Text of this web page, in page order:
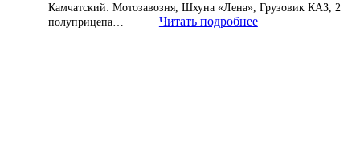
Камчатский: Мотозавозня, Шхуна «Лена», Грузовик КАЗ, 2
полуприцепа…
Читать подробнее